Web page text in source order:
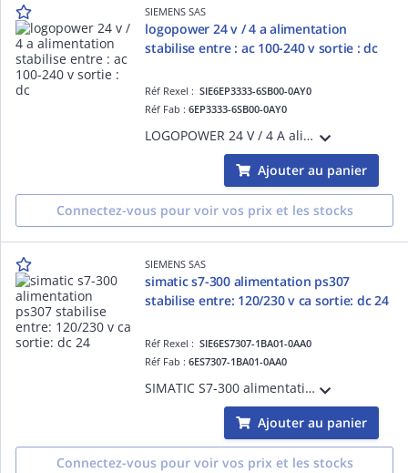
SIEMENS SAS
logopower 24 v / 4 a alimentation
stabilise entre : ac 100-240 v sortie : dc
Réf Rexel :SIE6EP3333-6SB00-0AY0
Réf Fab :6EP3333-6SB00-0AY0
LOGOPOWER 24 V / 4 A alimentation stabilise entre : AC 100-240 V sortie : DC 24 V / 4 A
Ajouter au panier
Connectez-vous pour voir vos prix et les stocks
SIEMENS SAS
simatic s7-300 alimentation ps307
stabilise entre: 120/230 v ca sortie: dc 24
Réf Rexel :SIE6ES7307-1BA01-0AA0
Réf Fab :6ES7307-1BA01-0AA0
SIMATIC S7-300 alimentation PS307 stabilise entre: 120/230 V CA sortie: DC 24 V/2 A
Ajouter au panier
Connectez-vous pour voir vos prix et les stocks